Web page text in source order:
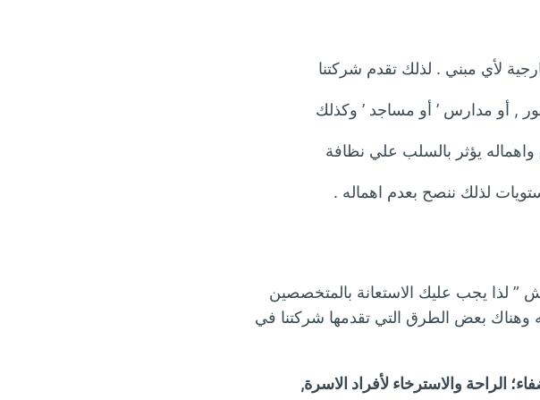
لأي مبني . لذلك تقدم شركتنا
, أو مدارس ’ أو مساجد ’ وكذلك
يؤثر بالسلب علي نظافة
لذلك ننصح بعدم اهماله .
” لذا يجب عليك الاستعانة بالمتخصصين
وهناك بعض الطرق التي تقدمها شركتنا في
والاسترخاء لأفراد الاسرة,